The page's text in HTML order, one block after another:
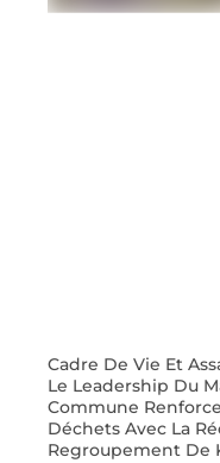
Cadre De Vie Et
Le Leadership Du
Commune
Déchets Avec La
Regroupement De